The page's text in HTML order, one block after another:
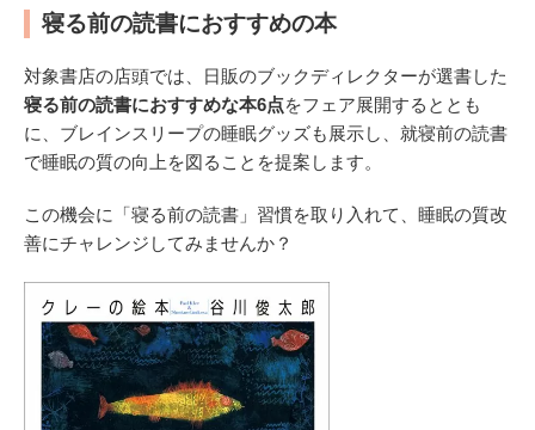
寝る前の読書におすすめの本
対象書店の店頭では、日販のブックディレクターが選書した
寝る前の読書におすすめな本6点をフェア展開するととも
に、ブレインスリープの睡眠グッズも展示し、就寝前の読書
で睡眠の質の向上を図ることを提案します。
この機会に「寝る前の読書」習慣を取り入れて、睡眠の質改
善にチャレンジしてみませんか？